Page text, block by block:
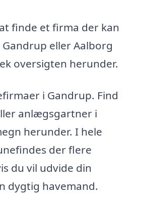
finde et firma der kan
eller Aalborg
oversigten herunder.
i Gandrup. Find
anlægsgartner i
herunder. I hele
der flere
du vil udvide din
dygtig havemand.